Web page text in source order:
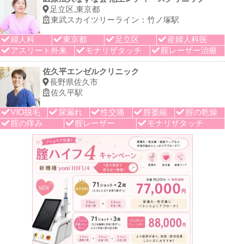
足立区,東京都
東武スカイツリーライン：竹ノ塚駅
婦人科 東京都 足立区
産婦人科医
アスリート外来
モナリザタッチ 腟レーザー治療
佐久平エンゼルクリニック
長野県佐久市
佐久平駅
VIO脱毛 尿漏れ 性交痛 腟萎縮
腟の乾燥
腟の痒み
腟レーザー モナリザタッチ